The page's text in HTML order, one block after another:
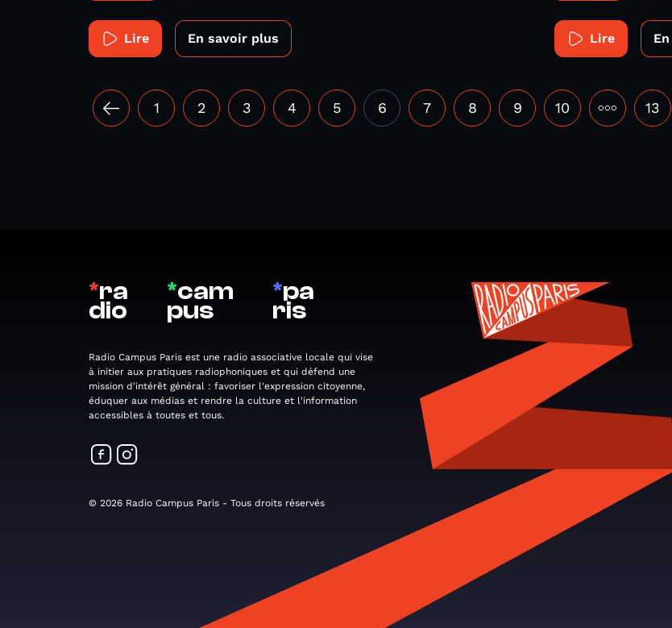
Lire En savoir plus Lire
1 2 3 4 5 6 7 8 9 10 ••• 13
*ra
dio
*cam
pus
*pa
ris
Radio Campus Paris est une radio associative locale qui vise
à initier aux pratiques radiophoniques et qui défend une
mission d'intérêt général : favoriser l'expression citoyenne,
éduquer aux médias et rendre la culture et l'information
accessibles à toutes et tous.
© 2026 Radio Campus Paris - Tous droits réservés